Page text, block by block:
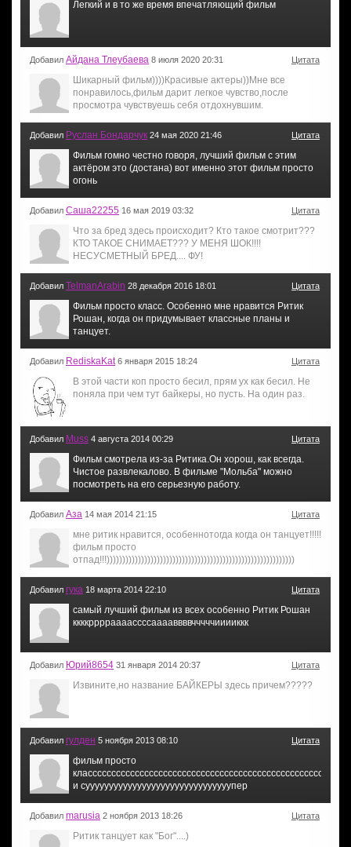
Легкий и в то же время впечатляющий фильм
Добавил Айдана Тлеубаева 8 июля 2020 20:31 Цитата
Шикарный фильм))))Красивые актеры))Мне все
понравилось,фильм дарит легкое чувство,после
просмотра чувствуешь себя отдохнувшим.
Добавил Руслан Бондарчук 24 мая 2020 21:46 Цитата
Фильм гомно честно говоря, лучший фильм с этим
актёром это (достана) вот именно этот фильм просто
огонь
Добавил Саша22255 16 мая 2019 03:32 Цитата
Что за бред здесь происходит? Кто такое смотрит???
КТО ТАКОЕ СНИМАЕТ??? У МЕНЯ ШОК!!!!
НЕСУСМЕТНЫЙ БРЕД.... ФУ!
Добавил TelmanArabin 28 декабря 2016 18:01 Цитата
Фильм просто класс. Особенно мне нравится Ритик
Рошан, когда он придумывает классные планы и
танцует.
Добавил RediskaKat 6 января 2015 18:24 Цитата
В этой части коп просто бесил, прям ух как бесил. Не
поняла при чем тут байкеры, но пусть. На один раз.
Добавил Muss 4 августа 2014 00:29 Цитата
Фильм смотрела из-за Ритика.Он хорош, как всегда.
Чистое развлекалово. В фильме "Мольба" можно
посмотреть на его серьезную работу.
Добавил Аза 14 мая 2014 21:15 Цитата
мне ритик нравится, особеннотогда когда он танцует!!!!!
фильм просто
отпад!!!))))))))))))))))))))))))))))))))))))))))))))))))))))))))))))
Добавил гука 18 марта 2014 22:10 Цитата
самый лучший фильм из всех особенно Ритик Рошан
ккккрррраааассссааааввввчччччииииккк
Добавил Юрий8654 31 января 2014 20:37 Цитата
Извините,но название БАЙКЕРЫ здесь причем?????
Добавил гулден 5 ноября 2013 08:10 Цитата
фильм просто
класссссссссссссссссссссссссссссссссссссссссссссссссссссс
и сууууууууууууууууууууууууууууууупер
Добавил marusia 2 ноября 2013 18:26 Цитата
Ритик танцует как "Бог"....)